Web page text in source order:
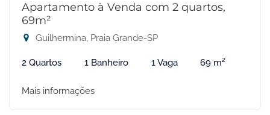
Apartamento à Venda com 2 quartos,
69m²
Guilhermina, Praia Grande-SP
2 Quartos 1 Banheiro 1 Vaga 69 m²
Mais informações